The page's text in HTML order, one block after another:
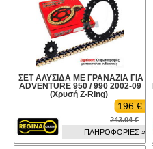
ΣΕΤ ΑΛΥΣΙΔΑ ΜΕ ΓΡΑΝΑΖΙΑ ΓΙΑ
ADVENTURE 950 / 990 2002-09
(Χρυσή Z-Ring)
196 €
243.04 €
ΠΛΗΡΟΦΟΡΙΕΣ »